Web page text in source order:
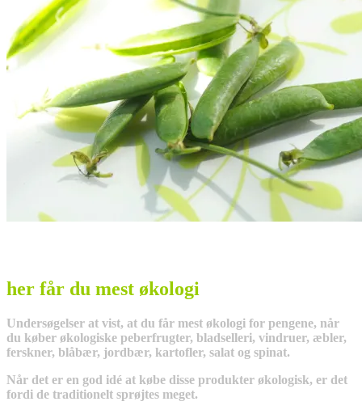
her får du mest økologi
Undersøgelser at vist, at du får mest økologi for pengene, når
du køber økologiske peberfrugter, bladselleri, vindruer, æbler,
ferskner, blåbær, jordbær, kartofler, salat og spinat.
Når det er en god idé at købe disse produkter økologisk, er det
fordi de traditionelt sprøjtes meget.